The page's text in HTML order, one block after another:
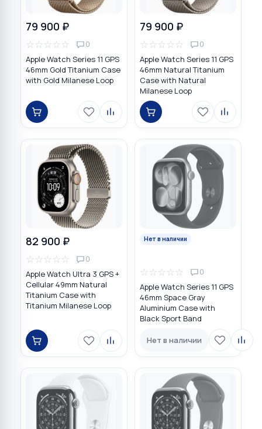
79 900 ₽
☆☆☆☆☆ 0
Apple Watch Series 11 GPS
46mm Gold Titanium Case
with Gold Milanese Loop
79 900 ₽
☆☆☆☆☆ 0
Apple Watch Series 11 GPS
46mm Natural Titanium
Case with Natural
Milanese Loop
82 900 ₽
☆☆☆☆☆ 0
Apple Watch Ultra 3 GPS +
Cellular 49mm Natural
Titanium Case with
Titanium Milanese Loop
Нет в наличии
☆☆☆☆☆ 0
Apple Watch Series 11 GPS
46mm Space Gray
Aluminium Case with
Black Sport Band
Нет в наличии